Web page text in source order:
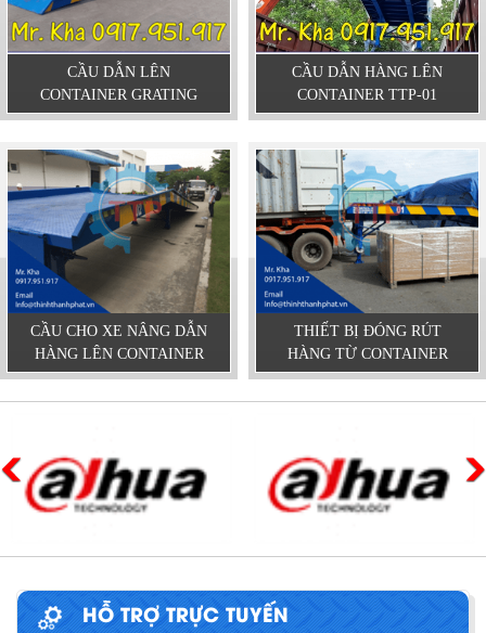
CẦU DẪN LÊN
CONTAINER GRATING
CẦU DẪN HÀNG LÊN
CONTAINER TTP-01
CẦU CHO XE NÂNG DẪN
HÀNG LÊN CONTAINER
THIẾT BỊ ĐÓNG RÚT
HÀNG TỪ CONTAINER
HỖ TRỢ TRỰC TUYẾN